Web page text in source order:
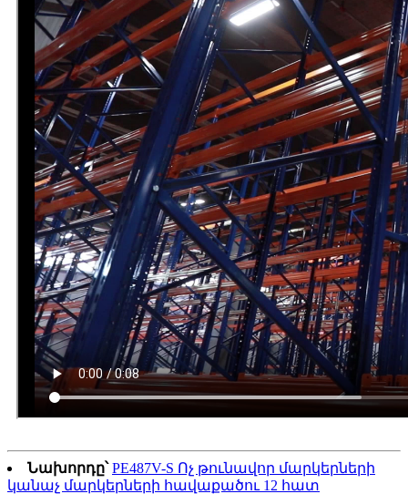
Նախորդը՝ PE487V-S Ոչ թունավոր մարկերների
կանաչ մարկերների հավաքածու 12 հատ